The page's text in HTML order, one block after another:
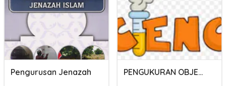
Pengurusan Jenazah PENGUKURAN OBJEK PRASEKOLAH 1